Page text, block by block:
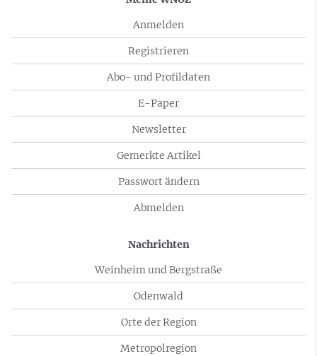
Anmelden
Registrieren
Abo- und Profildaten
E-Paper
Newsletter
Gemerkte Artikel
Passwort ändern
Abmelden
Nachrichten
Weinheim und Bergstraße
Odenwald
Orte der Region
Metropolregion